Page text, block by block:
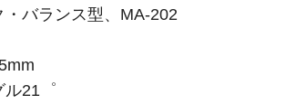
バランス型、MA-202
ル21゜